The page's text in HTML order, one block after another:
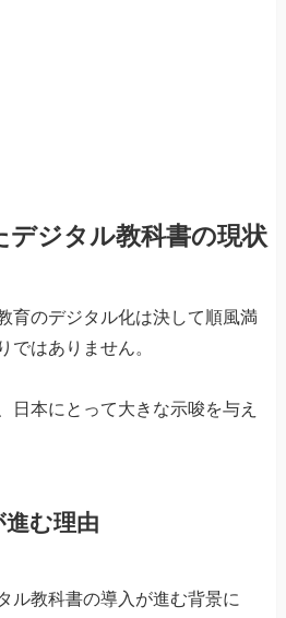
デジタル教科書の現状
育のデジタル化は決して順風満
ではありません。
日本にとって大きな示唆を与え
む理由
ル教科書の導入が進む背景に